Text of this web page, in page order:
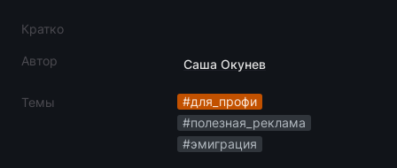
Кратко
Автор Саша Окунев
Темы
#для_профи
#полезная_реклама
#эмиграция